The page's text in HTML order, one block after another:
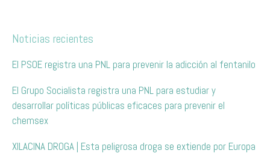
Noticias recientes
El PSOE registra una PNL para prevenir la adicción al fentanilo
El Grupo Socialista registra una PNL para estudiar y
desarrollar políticas públicas eficaces para prevenir el
chemsex
XILACINA DROGA | Esta peligrosa droga se extiende por Europa